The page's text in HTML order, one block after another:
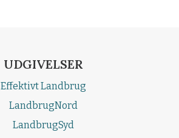
UDGIVELSER
Effektivt Landbrug
LandbrugNord
LandbrugSyd